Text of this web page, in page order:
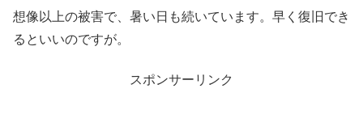
想像以上の被害で、暑い日も続いています。早く復旧でき
るといいのですが。
スポンサーリンク